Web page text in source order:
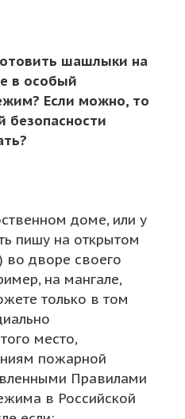
шашлыки на
в особый
Если можно, то
безопасности
доме, или у
пишу на открытом
во дворе своего
на мангале,
только в том
место,
пожарной
Правилами
в Российской